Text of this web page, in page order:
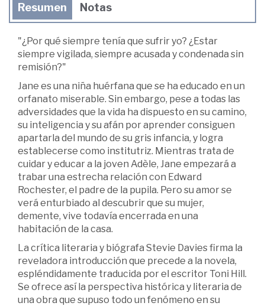
Resumen Notas
"¿Por qué siempre tenía que sufrir yo? ¿Estar
siempre vigilada, siempre acusada y condenada sin
remisión?"
Jane es una niña huérfana que se ha educado en un
orfanato miserable. Sin embargo, pese a todas las
adversidades que la vida ha dispuesto en su camino,
su inteligencia y su afán por aprender consiguen
apartarla del mundo de su gris infancia, y logra
establecerse como institutriz. Mientras trata de
cuidar y educar a la joven Adèle, Jane empezará a
trabar una estrecha relación con Edward
Rochester, el padre de la pupila. Pero su amor se
verá enturbiado al descubrir que su mujer,
demente, vive todavía encerrada en una
habitación de la casa.
La crítica literaria y biógrafa Stevie Davies firma la
reveladora introducción que precede a la novela,
espléndidamente traducida por el escritor Toni Hill.
Se ofrece así la perspectiva histórica y literaria de
una obra que supuso todo un fenómeno en su